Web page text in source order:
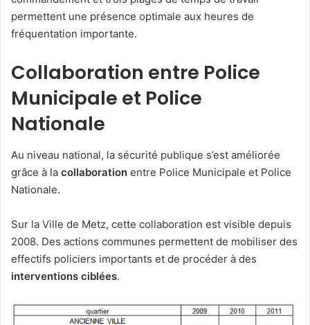
permettent une présence optimale aux heures de
fréquentation importante.
Collaboration entre Police
Municipale et Police
Nationale
Au niveau national, la sécurité publique s’est améliorée
grâce à la collaboration entre Police Municipale et Police
Nationale.
Sur la Ville de Metz, cette collaboration est visible depuis
2008. Des actions communes permettent de mobiliser des
effectifs policiers importants et de procéder à des
interventions ciblées.